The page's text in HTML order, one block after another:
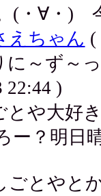
(・∀・)
えちゃん (
に～ず～
22:44 )
とや大好
ー？明日
ごとやと